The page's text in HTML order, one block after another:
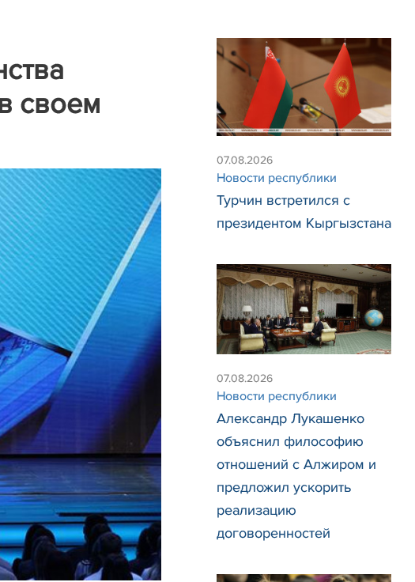
своем
07.08.2026
Новости республики
Турчин встретился с
президентом Кыргызстана
07.08.2026
Новости республики
Александр Лукашенко
объяснил философию
отношений с Алжиром и
предложил ускорить
реализацию
договоренностей